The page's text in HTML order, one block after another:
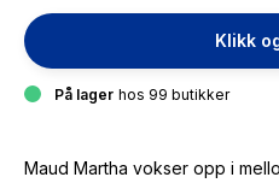
Klikk
På lager hos 99 butikker
Maud Martha vokser opp i